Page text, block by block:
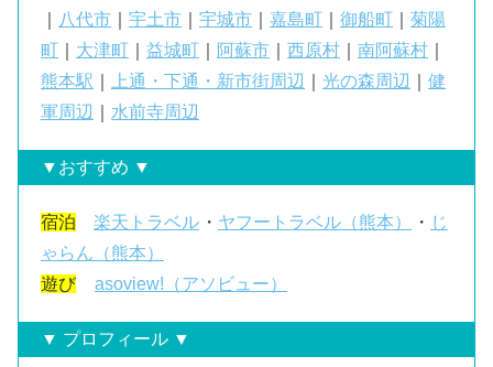
八代市 宇土市 宇城市 嘉島町 御船町
菊陽
町
大津町 益城町 阿蘇市 西原村 南阿蘇村
熊本駅
上通・下通・新市街周辺 光の森周辺
健
軍周辺
水前寺周辺
▼おすすめ ▼
宿泊 楽天トラベル ・ ヤフートラベル（熊本） ・ じ
ゃらん（熊本）
遊び
asoview!（アソビュー）
▼ プロフィール ▼